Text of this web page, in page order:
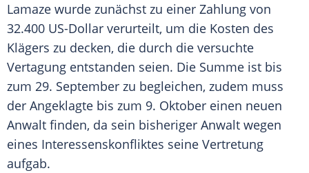
Lamaze wurde zunächst zu einer Zahlung von
32.400 US-Dollar verurteilt, um die Kosten des
Klägers zu decken, die durch die versuchte
Vertagung entstanden seien. Die Summe ist bis
zum 29. September zu begleichen, zudem muss
der Angeklagte bis zum 9. Oktober einen neuen
Anwalt finden, da sein bisheriger Anwalt wegen
eines Interessenskonfliktes seine Vertretung
aufgab.